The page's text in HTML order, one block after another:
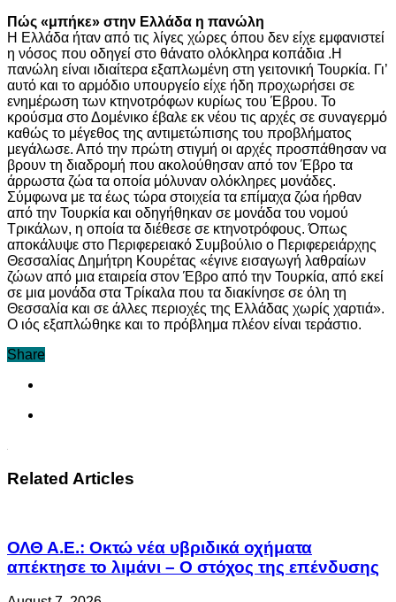
Πώς «μπήκε» στην Ελλάδα η πανώλη
Η Ελλάδα ήταν από τις λίγες χώρες όπου δεν είχε εμφανιστεί
η νόσος που οδηγεί στο θάνατο ολόκληρα κοπάδια .Η
πανώλη είναι ιδιαίτερα εξαπλωμένη στη γειτονική Τουρκία. Γι’
αυτό και το αρμόδιο υπουργείο είχε ήδη προχωρήσει σε
ενημέρωση των κτηνοτρόφων κυρίως του Έβρου. Το
κρούσμα στο Δομένικο έβαλε εκ νέου τις αρχές σε συναγερμό
καθώς το μέγεθος της αντιμετώπισης του προβλήματος
μεγάλωσε. Από την πρώτη στιγμή οι αρχές προσπάθησαν να
βρουν τη διαδρομή που ακολούθησαν από τον Έβρο τα
άρρωστα ζώα τα οποία μόλυναν ολόκληρες μονάδες.
Σύμφωνα με τα έως τώρα στοιχεία τα επίμαχα ζώα ήρθαν
από την Τουρκία και οδηγήθηκαν σε μονάδα του νομού
Τρικάλων, η οποία τα διέθεσε σε κτηνοτρόφους. Όπως
αποκάλυψε στο Περιφερειακό Συμβούλιο ο Περιφερειάρχης
Θεσσαλίας Δημήτρη Κουρέτας «έγινε εισαγωγή λαθραίων
ζώων από μια εταιρεία στον Έβρο από την Τουρκία, από εκεί
σε μια μονάδα στα Τρίκαλα που τα διακίνησε σε όλη τη
Θεσσαλία και σε άλλες περιοχές της Ελλάδας χωρίς χαρτιά».
Ο ιός εξαπλώθηκε και το πρόβλημα πλέον είναι τεράστιο.
Share
Related Articles
ΟΛΘ Α.Ε.: Οκτώ νέα υβριδικά οχήματα
απέκτησε το λιμάνι – Ο στόχος της επένδυσης